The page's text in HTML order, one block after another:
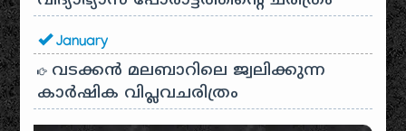
January
വടക്കൻ മലബാറിലെ ജ്വലിക്കുന്ന
കാർഷിക വിപ്ലവചരിത്രം